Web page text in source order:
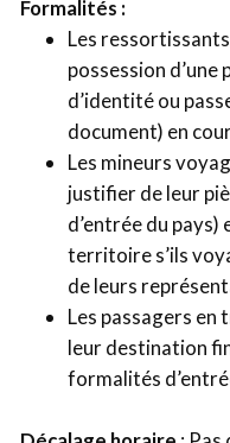
Formalités :
Les
possession
d’identité ou
document) en
Les mineurs
justifier de leur
d’entrée du
territoire s’ils
de leurs
Les passagers
leur destination
formalités